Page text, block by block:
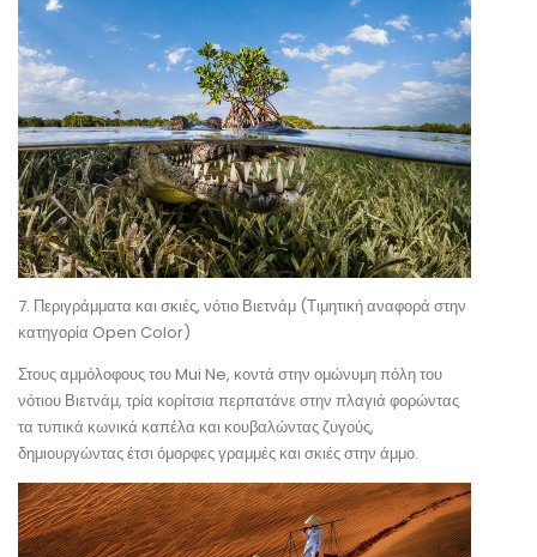
7. Περιγράμματα και σκιές, νότιο Βιετνάμ (Τιμητική αναφορά στην
κατηγορία Open Color)
Στους αμμόλοφους του Mui Ne, κοντά στην ομώνυμη πόλη του
νότιου Βιετνάμ, τρία κορίτσια περπατάνε στην πλαγιά φορώντας
τα τυπικά κωνικά καπέλα και κουβαλώντας ζυγούς,
δημιουργώντας έτσι όμορφες γραμμές και σκιές στην άμμο.